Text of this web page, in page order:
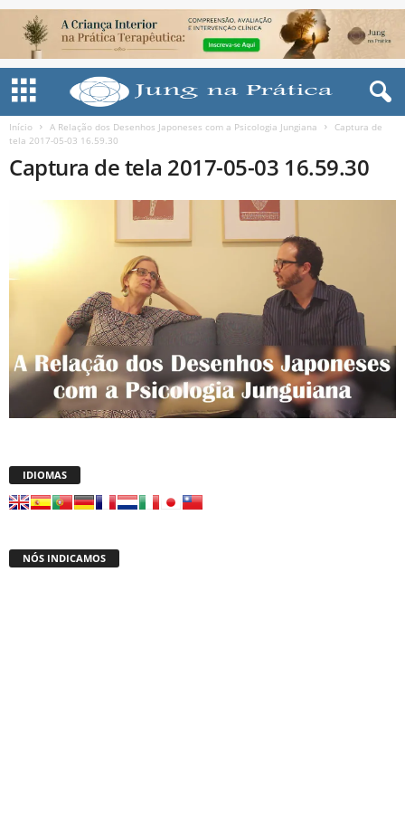
Início A Relação dos Desenhos Japoneses com a Psicologia Jungiana
Captura de
tela 2017-05-03 16.59.30
Captura de tela 2017-05-03 16.59.30
IDIOMAS
NÓS INDICAMOS